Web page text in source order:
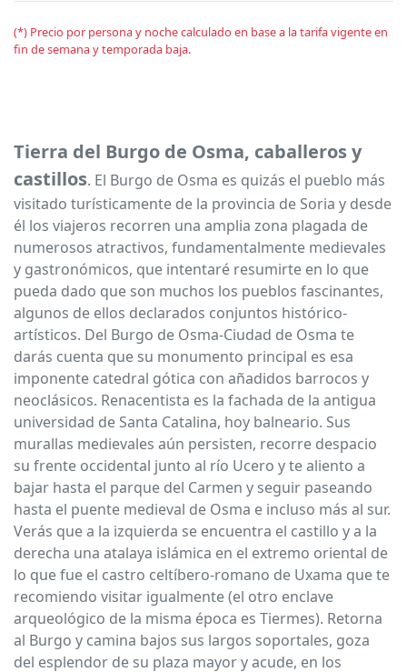
(*) Precio por persona y noche calculado en base a la tarifa vigente en
fin de semana y temporada baja.
Tierra del Burgo de Osma, caballeros y
castillos. El Burgo de Osma es quizás el pueblo más
visitado turísticamente de la provincia de Soria y desde
él los viajeros recorren una amplia zona plagada de
numerosos atractivos, fundamentalmente medievales
y gastronómicos, que intentaré resumirte en lo que
pueda dado que son muchos los pueblos fascinantes,
algunos de ellos declarados conjuntos histórico-
artísticos. Del Burgo de Osma-Ciudad de Osma te
darás cuenta que su monumento principal es esa
imponente catedral gótica con añadidos barrocos y
neoclásicos. Renacentista es la fachada de la antigua
universidad de Santa Catalina, hoy balneario. Sus
murallas medievales aún persisten, recorre despacio
su frente occidental junto al río Ucero y te aliento a
bajar hasta el parque del Carmen y seguir paseando
hasta el puente medieval de Osma e incluso más al sur.
Verás que a la izquierda se encuentra el castillo y a la
derecha una atalaya islámica en el extremo oriental de
lo que fue el castro celtíbero-romano de Uxama que te
recomiendo visitar igualmente (el otro enclave
arqueológico de la misma época es Tiermes). Retorna
al Burgo y camina bajos sus largos soportales, goza
del esplendor de su plaza mayor y acude, en los